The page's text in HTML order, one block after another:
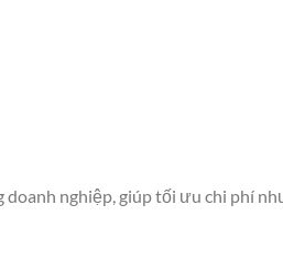
nghiệp, giúp tối ưu chi phí